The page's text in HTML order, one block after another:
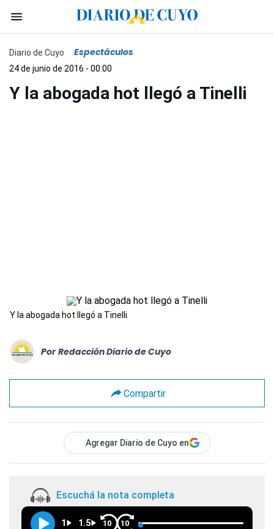
Diario de Cuyo Espectáculos
24 de junio de 2016 - 00:00
Y la abogada hot llegó a Tinelli
Y la abogada hot llegó a Tinelli
Por Redacción Diario de Cuyo
Compartir
Agregar Diario de Cuyo en
Escuchá la nota completa
1 1.5 10 10